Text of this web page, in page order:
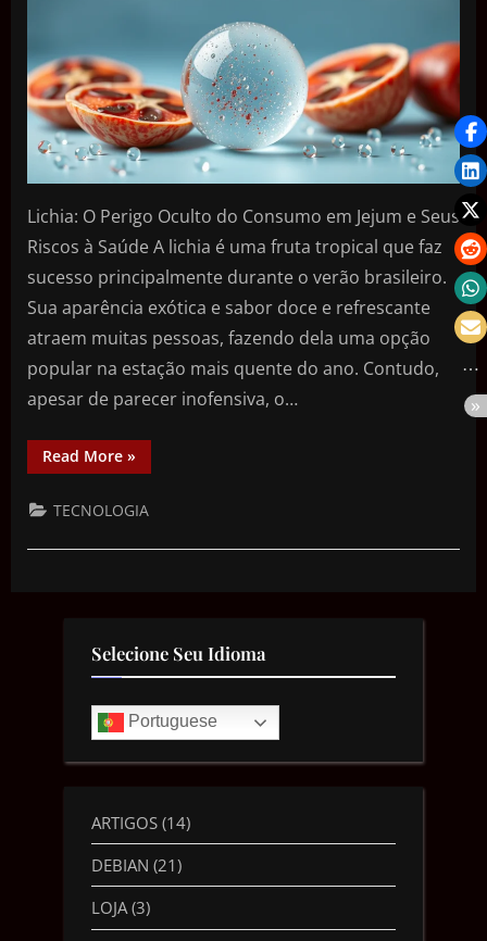
Lichia: O Perigo Oculto do Consumo em Jejum e Seus
Riscos à Saúde A lichia é uma fruta tropical que faz
sucesso principalmente durante o verão brasileiro.
Sua aparência exótica e sabor doce e refrescante
atraem muitas pessoas, fazendo dela uma opção
popular na estação mais quente do ano. Contudo,
apesar de parecer inofensiva, o…
Read More »
TECNOLOGIA
Selecione Seu Idioma
Portuguese
ARTIGOS (14)
DEBIAN (21)
LOJA(3)